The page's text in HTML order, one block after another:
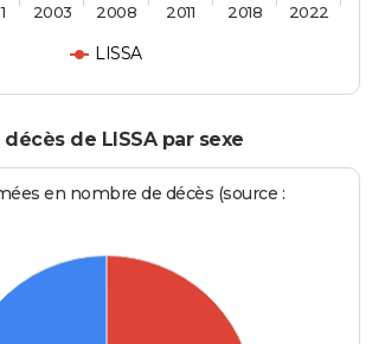
LISSA
2003 2008 2011 2018 2022
de LISSA par sexe
en nombre de décès (source :